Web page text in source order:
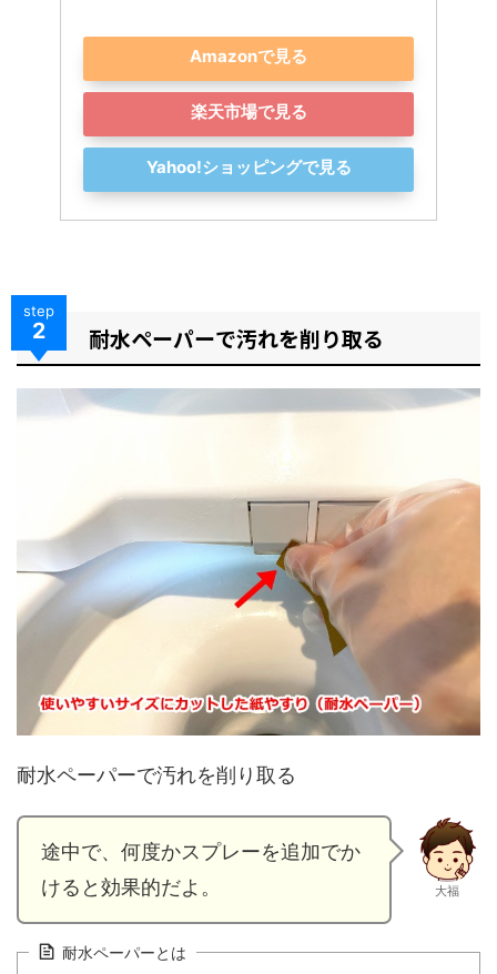
Amazonで見る
楽天市場で見る
Yahoo!ショッピングで見る
step
2 耐水ペーパーで汚れを削り取る
耐水ペーパーで汚れを削り取る
途中で、何度かスプレーを追加でか
けると効果的だよ。
大福
耐水ペーパーとは